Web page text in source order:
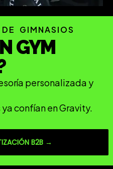
GIMNASIOS
GYM
personalizada y
confían en Gravity.
B2B →